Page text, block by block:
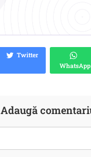
Twitter
WhatsApp
Adaugă